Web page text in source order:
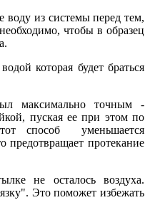
воду из системы перед тем,
чтобы в образец
которая будет браться
максимально точным -
пуская ее при этом по
способ уменьшается
протекание
не осталось воздуха.
Это поможет избежать